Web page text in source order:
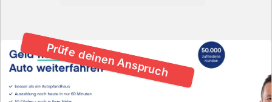
Prüfe deinen Anspruch